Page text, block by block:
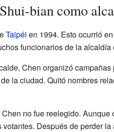
bian como
Taipéi en 1994. Esto ocurrió
funcionarios de la
Chen organizó
la ciudad. Quitó nombres
no fue reelegido.
Después de perder